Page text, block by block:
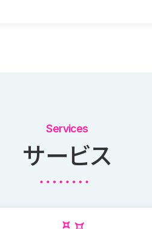
Services
サービス